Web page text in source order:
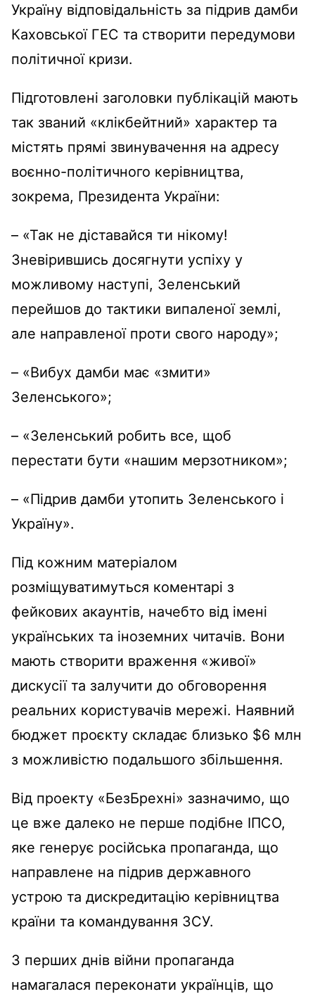
Україну відповідальність за підрив дамби
Каховської ГЕС та створити передумови
політичної кризи.
Підготовлені заголовки публікацій мають
так званий «клікбейтний» характер та
містять прямі звинувачення на адресу
воєнно-політичного керівництва,
зокрема, Президента України:
– «Так не діставайся ти нікому!
Зневірившись досягнути успіху у
можливому наступі, Зеленський
перейшов до тактики випаленої землі,
але направленої проти свого народу»;
– «Вибух дамби має «змити»
Зеленського»;
– «Зеленський робить все, щоб
перестати бути «нашим мерзотником»;
– «Підрив дамби утопить Зеленського і
Україну».
Під кожним матеріалом
розміщуватимуться коментарі з
фейкових акаунтів, начебто від імені
українських та іноземних читачів. Вони
мають створити враження «живої»
дискусії та залучити до обговорення
реальних користувачів мережі. Наявний
бюджет проєкту складає близько $6 млн
з можливістю подальшого збільшення.
Від проекту «БезБрехні» зазначимо, що
це вже далеко не перше подібне ІПСО,
яке генерує російська пропаганда, що
направлене на підрив державного
устрою та дискредитацію керівництва
країни та командування ЗСУ.
З перших днів війни пропаганда
намагалася переконати українців, що